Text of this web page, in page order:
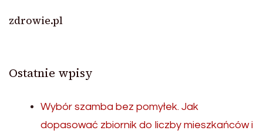
zdrowie.pl
Ostatnie wpisy
Wybór szamba bez pomyłek. Jak
dopasować zbiornik do liczby mieszkańców i